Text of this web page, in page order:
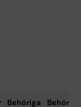
Behöriga
Behöriga